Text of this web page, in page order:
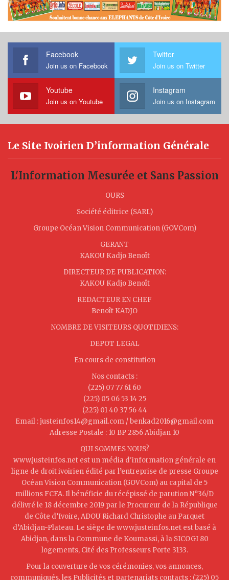
Facebook
Join us on Facebook
Twitter
Join us on Twitter
Youtube
Join us on Youtube
Instagram
Join us on Instagram
Le Site Ivoirien D’information Générale
L'Information Mesurée et Sans Passion
OURS
Société éditrice (SARL)
Groupe Océan Vision Communication (GOVCom)
GERANT
KAKOU Kadjo Benoît
DIRECTEUR DE PUBLICATION:
KAKOU Kadjo Benoît
REDACTEUR EN CHEF
Benoît KADJO
NOMBRE DE VISITEURS QUOTIDIENS:
DEPOT LEGAL
En cours de constitution
Nos contacts :
(225) 07 77 61 60
(225) 05 06 53 14 25
(225) 01 40 37 56 44
Email : justeinfos14@gmail.com / benkad2016@gmail.com
Adresse Postale : 10 BP 2856 Abidjan 10
QUI SOMMES NOUS?
www.justeinfos.net est un média d'information générale en
ligne de droit ivoirien édité par l’entreprise de presse Groupe
Océan Vision Communication (GOVCom) au capital de 5
millions FCFA. Il bénéficie du récépissé de parution N°36/D
délivré le 18 décembre 2019 par le Procureur de la République
de Côte d’Ivoire, ADOU Richard Christophe au Parquet
d’Abidjan-Plateau. Le siège de www.justeinfos.net est basé à
Abidjan, dans la Commune de Koumassi, à la SICOGI 80
logements, Cité des Professeurs Porte 3133.
Pour la couverture de vos cérémonies, vos annonces,
communiqués, les Publicités et partenariats contacts : (225) 05